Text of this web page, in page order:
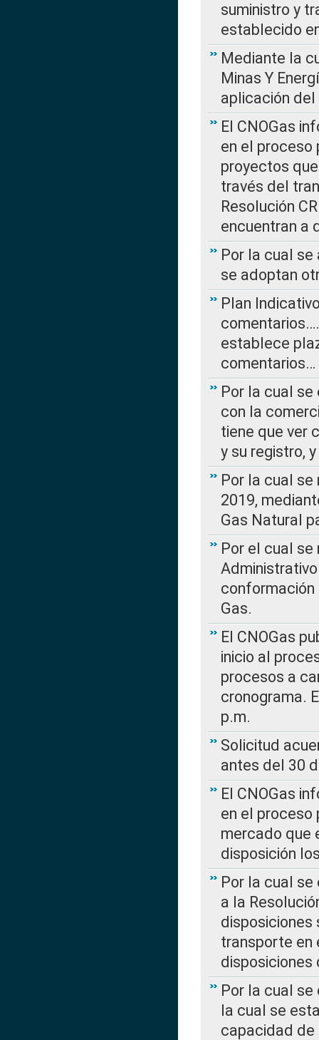
suministro y
establecido
Mediante la
Minas Y
aplicación
El CNOGas
en el proceso
proyectos
través del
Resolución
encuentran a
Por la cual
se adoptan
Plan
establece
comentarios…
Por la cual
con la
tiene que ver
y su registro,
Por la cual
2019,
Gas Natural
Por el cual
conformación
Gas.
El CNOGas
inicio al
procesos a
cronograma.
p.m.
Solicitud
antes del 30
El CNOGas
en el
mercado que
disposición
Por la cual se
a la
disposiciones
transporte en
disposiciones
Por la cual se
la cual se
capacidad de